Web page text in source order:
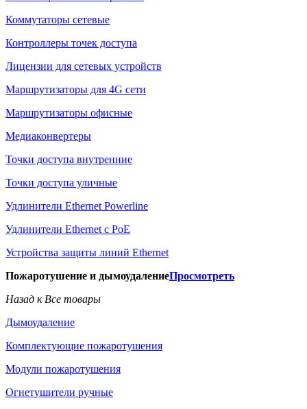
Коммутаторы сетевые
Контроллеры точек доступа
Лицензии для сетевых устройств
Маршрутизаторы для 4G сети
Маршрутизаторы офисные
Медиаконвертеры
Точки доступа внутренние
Точки доступа уличные
Удлинители Ethernet Powerline
Удлинители Ethernet с PoE
Устройства защиты линий Ethernet
Пожаротушение и дымоудалениеПросмотреть
Назад к Все товары
Дымоудаление
Комплектующие пожаротушения
Модули пожаротушения
Огнетушители ручные